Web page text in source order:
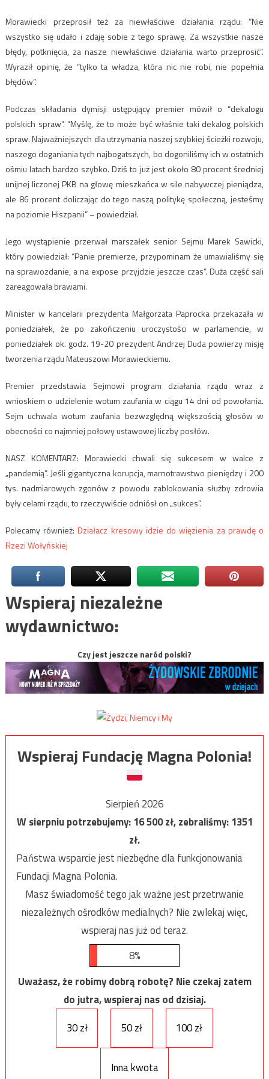
Morawiecki przeprosił też za niewłaściwe działania rządu: “Nie
wszystko się udało i zdaję sobie z tego sprawę. Za wszystkie nasze
błędy, potknięcia, za nasze niewłaściwe działania warto przeprosić”.
Wyraził opinię, że “tylko ta władza, która nic nie robi, nie popełnia
błędów”.
Podczas składania dymisji ustępujący premier mówił o “dekalogu
polskich spraw”. “Myślę, że to może być właśnie taki dekalog polskich
spraw. Najważniejszych dla utrzymania naszej szybkiej ścieżki rozwoju,
naszego doganiania tych najbogatszych, bo dogoniliśmy ich w ostatnich
ośmiu latach bardzo szybko. Dziś to już jest około 80 procent średniej
unijnej liczonej PKB na głowę mieszkańca w sile nabywczej pieniądza,
ale 86 procent doliczając do tego naszą politykę społeczną, jesteśmy
na poziomie Hiszpanii” – powiedział.
Jego wystąpienie przerwał marszałek senior Sejmu Marek Sawicki,
który powiedział: “Panie premierze, przypominam że umawialiśmy się
na sprawozdanie, a na expose przyjdzie jeszcze czas”. Duża część sali
zareagowała brawami.
Minister w kancelarii prezydenta Małgorzata Paprocka przekazała w
poniedziałek, że po zakończeniu uroczystości w parlamencie, w
poniedziałek ok. godz. 19-20 prezydent Andrzej Duda powierzy misję
tworzenia rządu Mateuszowi Morawieckiemu.
Premier przedstawia Sejmowi program działania rządu wraz z
wnioskiem o udzielenie wotum zaufania w ciągu 14 dni od powołania.
Sejm uchwala wotum zaufania bezwzględną większością głosów w
obecności co najmniej połowy ustawowej liczby posłów.
NASZ KOMENTARZ: Morawiecki chwali się sukcesem w walce z
„pandemią”. Jeśli gigantyczna korupcja, marnotrawstwo pieniędzy i 200
tys. nadmiarowych zgonów z powodu zablokowania służby zdrowia
były celami rządu, to rzeczywiście odniósł on „sukces”.
Polecamy również:Działacz kresowy idzie do więzienia za prawdę o
Rzezi Wołyńskiej
Wspieraj niezależne
wydawnictwo:
Czy jest jeszcze naród polski?
Wspieraj Fundację Magna Polonia!
Sierpień 2026
W sierpniu potrzebujemy:16 500zł, zebraliśmy:1351
zł.
Państwa wsparcie jest niezbędne dla funkcjonowania
Fundacji Magna Polonia.
Masz świadomość tego jak ważne jest przetrwanie
niezależnych ośrodków medialnych? Nie zwlekaj więc,
wspieraj nas już od teraz.
8%
Uważasz, że robimy dobrą robotę? Nie czekaj zatem
do jutra, wspieraj nas od dzisiaj.
30 zł
50 zł 100 zł
Inna kwota